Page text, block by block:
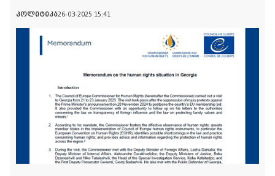
პოლიტიკა26-03-2025 15:41